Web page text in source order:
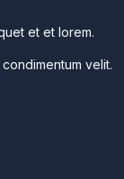
et et lorem.
velit.